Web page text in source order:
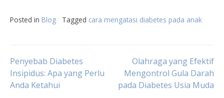
Posted in Blog Tagged cara mengatasi diabetes pada anak
Post
navigation
Penyebab Diabetes
Insipidus: Apa yang Perlu
Anda Ketahui
Olahraga yang Efektif
Mengontrol Gula Darah
pada Diabetes Usia Muda